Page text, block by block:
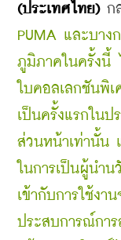
(ประเทศไทย) กล่
PUMA และบาง
ภูมิภาคในครั้งนี้
ใบคอลเลกชันพิ
เป็นครั้งแรกใน
ส่วนหน้าเท่านั้น
ในการเป็นผู้นำ
เข้ากับการใช้งา
ประสบการณ์การ